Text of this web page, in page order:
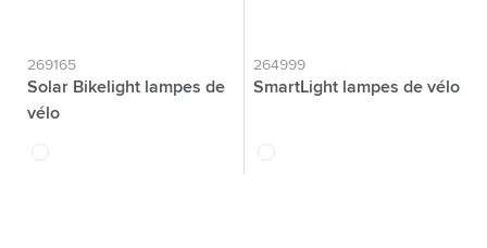
269165
Solar Bikelight lampes de
vélo
blanc
264999
SmartLight lampes de vélo
translucide